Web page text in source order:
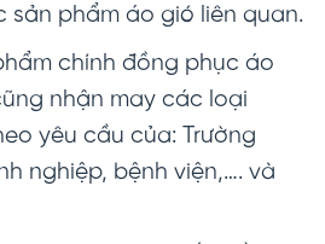
sản phẩm áo gió liên quan.
chính đồng phục áo
nhận may các loại
yêu cầu của: Trường
nghiệp, bệnh viện,…. và